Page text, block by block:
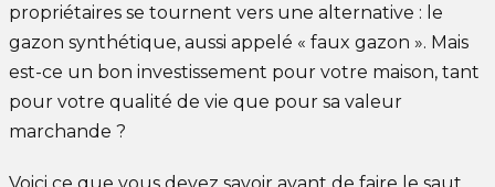
propriétaires se tournent vers une alternative : le
gazon synthétique, aussi appelé « faux gazon ». Mais
est-ce un bon investissement pour votre maison, tant
pour votre qualité de vie que pour sa valeur
marchande ?